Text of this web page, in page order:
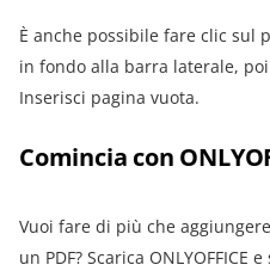
È anche possibile fare clic sul
in fondo alla barra laterale,
Inserisci pagina vuota.
Comincia con
Vuoi fare di più che
un PDF? Scarica